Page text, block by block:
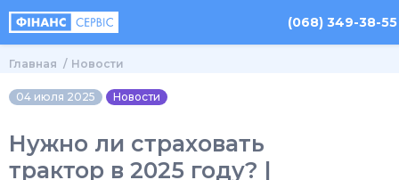
(068) 349-38-55
Главная Новости
04 июля 2025 Новости
Нужно ли страховать
трактор в 2025 году? |